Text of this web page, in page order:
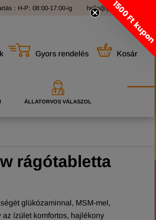
: H-P: 08:00-17:00-ig hello@grandopet.hu
Gyors rendelés Kosár
ÁLLATORVOS VÁLASZOL
rágótabletta
glükózaminnal, MSM-mel,
ízület komfortos, hajlékony
1500 Ft